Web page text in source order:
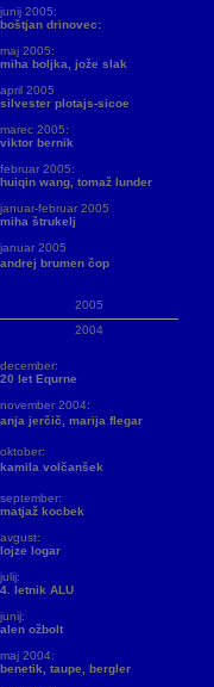
junij 2005:
boštjan drinovec:
maj 2005:
miha boljka, jože slak
april 2005
silvester plotajs-sicoe
marec 2005:
viktor bernik
februar 2005:
huiqin wang, tomaž lunder
januar-februar 2005
miha štrukelj
januar 2005
andrej brumen čop
2005
2004
december:
20 let Equrne
november 2004:
anja jerčič, marija flegar
oktober:
kamila volčanšek
september:
matjaž kocbek
avgust:
lojze logar
julij:
4. letnik ALU
junij:
alen ožbolt
maj 2004:
benetik, taupe, bergler